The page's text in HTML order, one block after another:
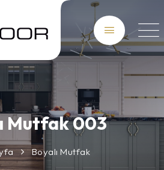
Mutfak 003
Boyalı Mutfak